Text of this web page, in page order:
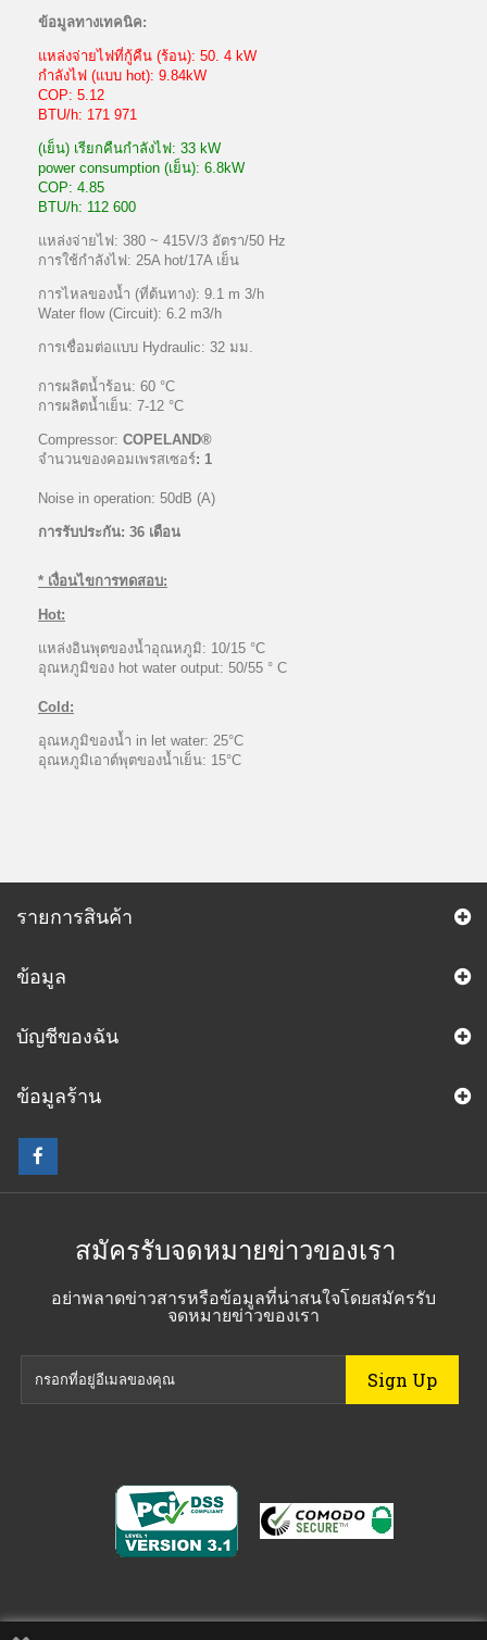
ข้อมูลทางเทคนิค:
แหล่งจ่ายไฟที่กู้คืน (ร้อน): 50. 4 kW
กำลังไฟ (แบบ hot): 9.84kW
COP: 5.12
BTU/h: 171 971
(เย็น) เรียกคืนกำลังไฟ: 33 kW
power consumption (เย็น): 6.8kW
COP: 4.85
BTU/h: 112 600
แหล่งจ่ายไฟ: 380 ~ 415V/3 อัตรา/50 Hz
การใช้กำลังไฟ: 25A hot/17A เย็น
การไหลของน้ำ (ที่ต้นทาง): 9.1 m 3/h
Water flow (Circuit): 6.2 m3/h
การเชื่อมต่อแบบ Hydraulic: 32 มม.
การผลิตน้ำร้อน: 60 °C
การผลิตน้ำเย็น: 7-12 °C
Compressor: COPELAND®
จำนวนของคอมเพรสเซอร์: 1
Noise in operation: 50dB (A)
การรับประกัน: 36 เดือน
* เงื่อนไขการทดสอบ:
Hot:
แหล่งอินพุตของน้ำอุณหภูมิ: 10/15 °C
อุณหภูมิของ hot water output: 50/55 ° C
Cold:
อุณหภูมิของน้ำ in let water: 25°C
อุณหภูมิเอาต์พุตของน้ำเย็น: 15°C
รายการสินค้า
ข้อมูล
บัญชีของฉัน
ข้อมูลร้าน
สมัครรับจดหมายข่าวของเรา
อย่าพลาดข่าวสารหรือข้อมูลที่น่าสนใจโดยสมัครรับ
จดหมายข่าวของเรา